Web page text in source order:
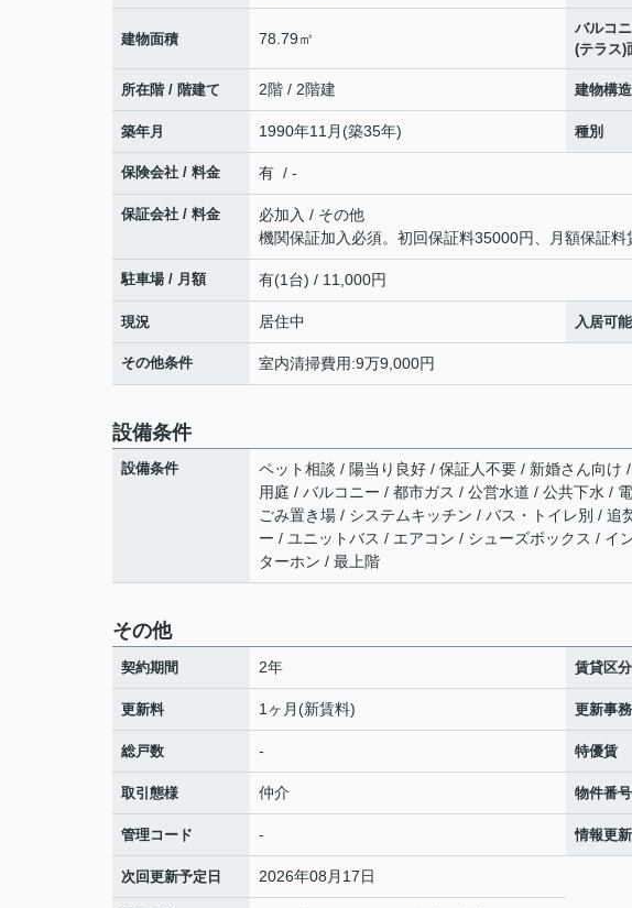
建物面積 78.79㎡
バルコ
(テラス)
所在階 / 階建て 2階 / 2階建 建物構造
築年月 1990年11月(築35年) 種別
保険会社 / 料金 有 / -
保証会社 / 料金
必加入 / その他
機関保証加入必須。初回保証料35000円、月額保証
駐車場 / 月額 有(1台) / 11,000円
現況 居住中 入居可
その他条件 室内清掃費用:9万9,000円
設備条件
設備条件
ペット相談 / 陽当り良好 / 保証人不要 / 新婚さん向
用庭 / バルコニー / 都市ガス / 公営水道 / 公共下水 /
ごみ置き場 / システムキッチン / バス・トイレ別 /
ー / ユニットバス / エアコン / シューズボックス / イ
ターホン / 最上階
その他
契約期間 2年 賃貸区分
更新料 1ヶ月(新賃料) 更新事
総戸数 - 特優賃
取引態様 仲介 物件番号
管理コード - 情報更新
次回更新予定日 2026年08月17日